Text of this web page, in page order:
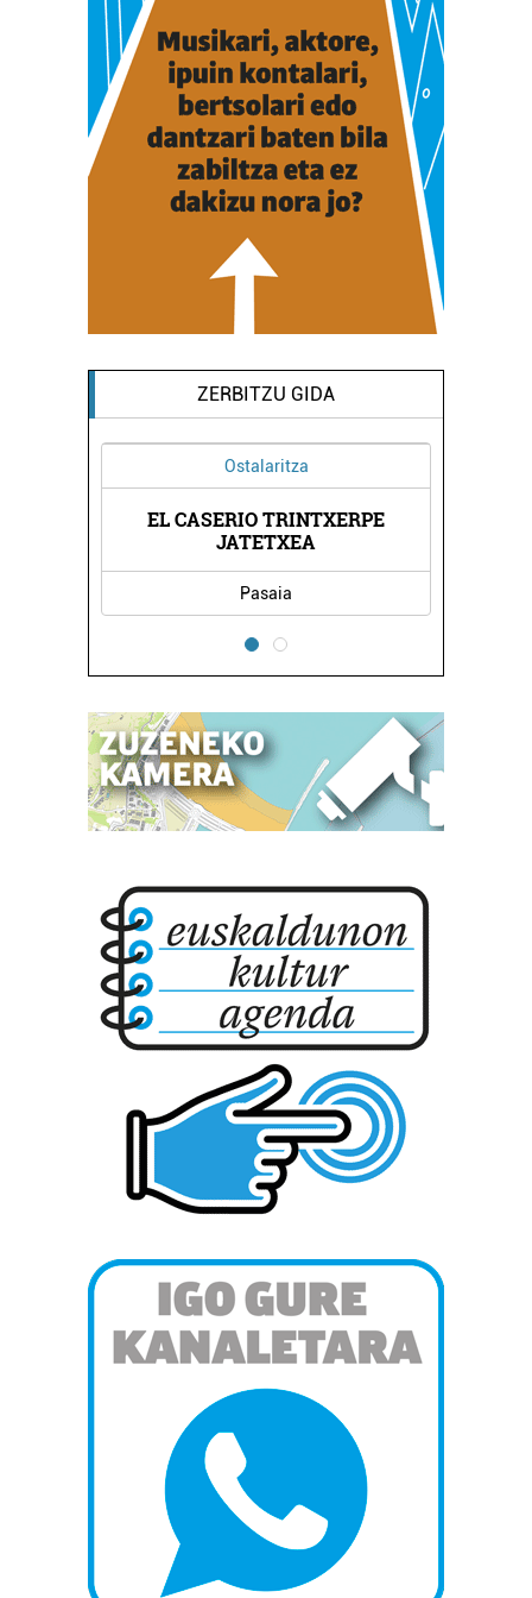
ZERBITZU GIDA
Ostalaritza
EL CASERIO TRINTXERPE
JATETXEA
Pasaia